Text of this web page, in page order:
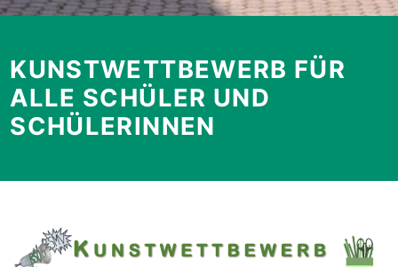
KUNSTWETTBEWERB FÜR
ALLE SCHÜLER UND
SCHÜLERINNEN